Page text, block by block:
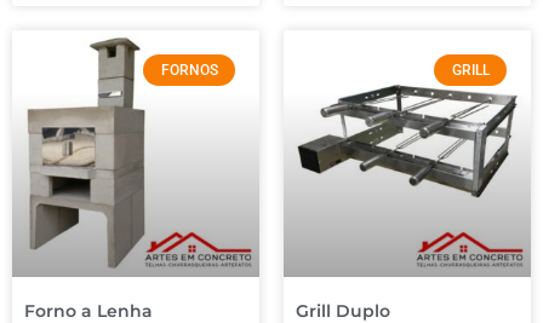
FORNOS
Forno a Lenha
GRILL
Grill Duplo